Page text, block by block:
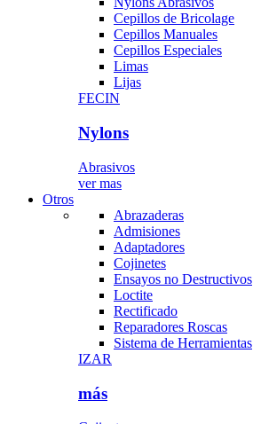
Cepillos de Bricolage
Cepillos Manuales
Cepillos Especiales
Limas
Lijas
FECIN
Nylons
Abrasivos
ver mas
Otros
Abrazaderas
Admisiones
Adaptadores
Cojinetes
Ensayos no Destructivos
Loctite
Rectificado
Reparadores Roscas
Sistema de Herramientas
IZAR
más